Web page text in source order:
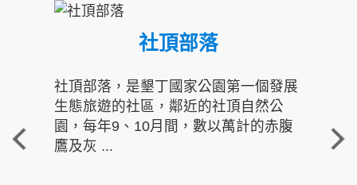
社頂部落
社頂部落，是墾丁國家公園第一個發展
生態旅遊的社區，鄰近的社頂自然公
園，每年9、10月間，數以萬計的赤腹
鷹及灰 ...
重
走進